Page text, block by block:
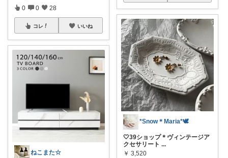
0 0 28
コレ いいね
ねこまた☆
*Snow＊Maria*🕊️
🤍39ショップ＊ヴィンテージア
クセサリート ...
￥ 3,520